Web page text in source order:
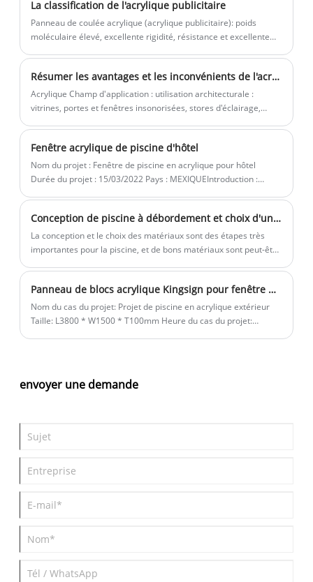
à ultra-haute transparence. Les feuilles
acryliques sont placées dans un four
moulage à haute température. Quels que
soient la taille, le radian et l'épaisseur,
d'un logiciel d'analyse par éléments finis,
et fournir aux clients le rapport de
Kingsign est également appelée
fabrication intelligente.
La classification de l'acrylique publicitaire
Panneau de coulée acrylique (acrylique publicitaire): poids
moléculaire élevé, excellente rigidité, résistance et excellente
système de couleurs et l'effet de texture de surface, des
spécifications de produit complètes et adaptées à divers usages
spéciaux.
Résumer les avantages et les inconvénients de l'acrylique
Acrylique Champ d'application : utilisation architecturale :
vitrines, portes et fenêtres insonorisées, stores d'éclairage,
transport : trains, voitures et autres véhicules portes et fenêtres
, etc. Usage médical : couveuses, divers appareils médicaux
chirurgicaux Fournitures civiles : sanitaires, artisanat,
Fenêtre acrylique de piscine d'hôtel
Nom du projet : Fenêtre de piscine en acrylique pour hôtel
Durée du projet : 15/03/2022 Pays : MEXIQUEIntroduction :
Conception de piscine à débordement et choix d'un mur de piscine à débordement
La conception et le choix des matériaux sont des étapes très
importantes pour la piscine, et de bons matériaux sont peut-être
Panneau de blocs acrylique Kingsign pour fenêtre de piscine
Nom du cas du projet: Projet de piscine en acrylique extérieur
Taille: L3800 * W1500 * T100mm Heure du cas du projet:
envoyer une demande